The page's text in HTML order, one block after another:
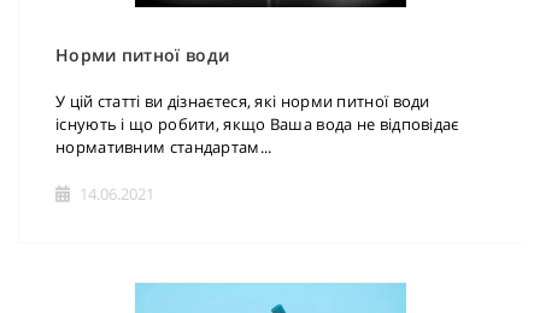
Норми питної води
У цій статті ви дізнаєтеся, які норми питної води
існують і що робити, якщо Ваша вода не відповідає
нормативним стандартам...
14.06.2021